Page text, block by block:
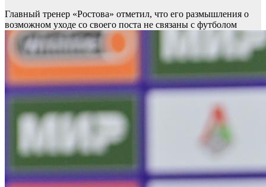
Главный тренер «Ростова» отметил, что его размышления о
возможном уходе со своего поста не связаны с футболом